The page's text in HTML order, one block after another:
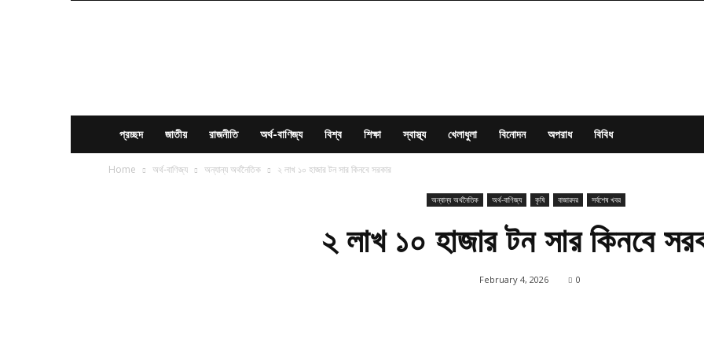
প্রচ্ছদ জাতীয় রাজনীতি অর্থ-বাণিজ্য বিশ্ব শিক্ষা স্বাস্থ্য খেলাধুলা বিনোদন অপরাধ বিবিধ
Home অর্থ-বাণিজ্য অন্যান্য অর্থনৈতিক ২ লাখ ১০ হাজার টন সার কিনবে সরকার
অন্যান্য অর্থনৈতিক অর্থ-বাণিজ্য কৃষি বাজারদর সর্বশেষ খবর
২ লাখ ১০ হাজার টন সার কিনবে
February 4, 2026 0